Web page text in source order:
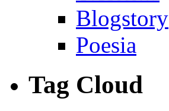
Blogstory
Poesia
Tag Cloud